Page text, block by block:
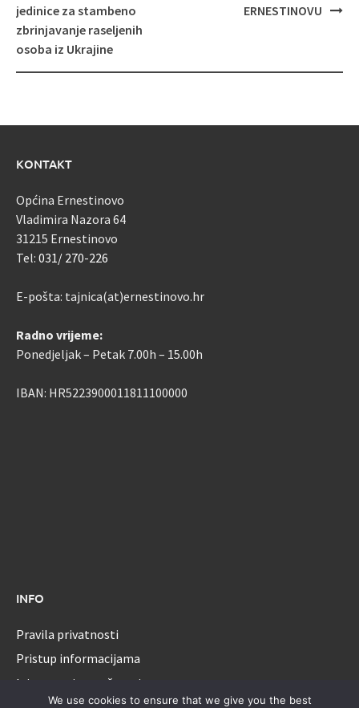
jedinice za stambeno
zbrinjavanje raseljenih
osoba iz Ukrajine
ERNESTINOVU
KONTAKT
Općina Ernestinovo
Vladimira Nazora 64
31215 Ernestinovo
Tel: 031/ 270-226
E-pošta: tajnica(at)ernestinovo.hr
Radno vrijeme:
Ponedjeljak – Petak 7.00h – 15.00h
IBAN: HR5223900011811100000
INFO
Pravila privatnosti
Pristup informacijama
Izjava o pristupačnosti
We use cookies to ensure that we give you the best